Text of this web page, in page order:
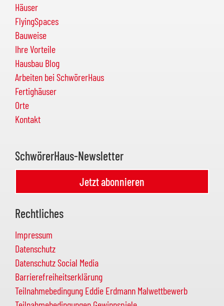
Häuser
FlyingSpaces
Bauweise
Ihre Vorteile
Hausbau Blog
Arbeiten bei SchwörerHaus
Fertighäuser
Orte
Kontakt
SchwörerHaus-Newsletter
Jetzt abonnieren
Rechtliches
Impressum
Datenschutz
Datenschutz Social Media
Barrierefreiheitserklärung
Teilnahmebedingung Eddie Erdmann Malwettbewerb